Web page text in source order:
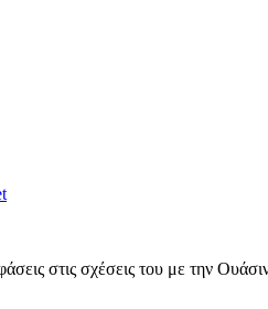
στις σχέσεις του με την